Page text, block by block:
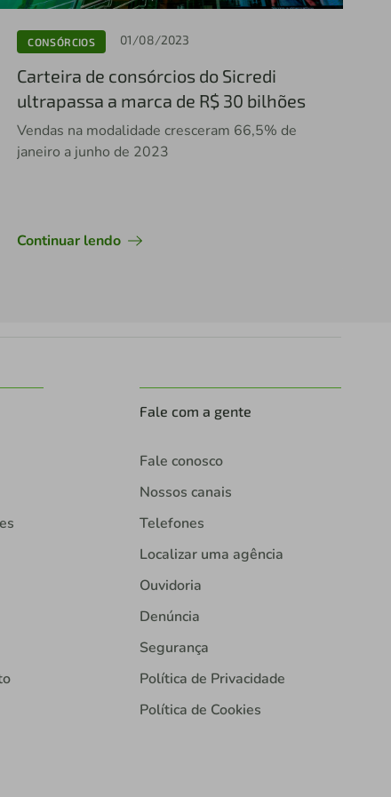
CONSÓRCIOS 01/08/2023
Carteira de consórcios do Sicredi
ultrapassa a marca de R$ 30 bilhões
Vendas na modalidade cresceram 66,5% de
janeiro a junho de 2023
Continuar lendo
Fale com a gente
Fale conosco
Nossos canais
Telefones
Localizar uma agência
Ouvidoria
Denúncia
Segurança
Política de Privacidade
Política de Cookies